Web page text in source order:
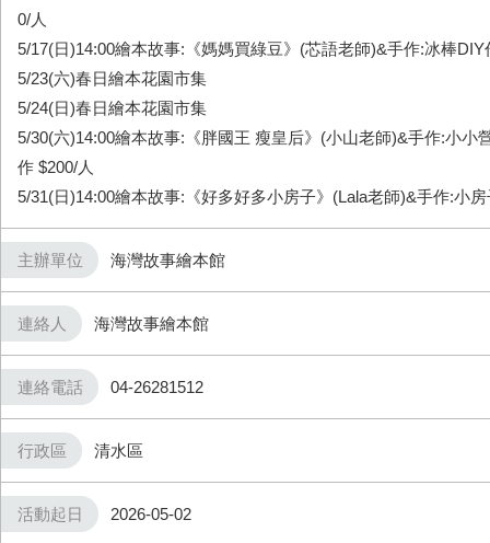
0/人
5/17(日)14:00繪本故事:《媽媽買綠豆》(芯語老師)&手作:冰棒DIY
5/23(六)春日繪本花園市集
5/24(日)春日繪本花園市集
5/30(六)14:00繪本故事:《胖國王 瘦皇后》(小山老師)&手作:小小
作 $200/人
5/31(日)14:00繪本故事:《好多好多小房子》(Lala老師)&手作:小
主辦單位 海灣故事繪本館
連絡人 海灣故事繪本館
連絡電話 04-26281512
行政區 清水區
活動起日 2026-05-02